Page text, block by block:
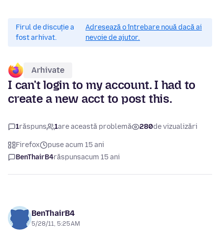
Firul de discuție a
fost arhivat.
Adresează o întrebare nouă dacă ai
nevoie de ajutor.
Arhivate
I can't login to my account. I had to
create a new acct to post this.
1răspuns 1are această problemă 280de vizualizări
Firefox
puse acum 15 ani
BenThairB4răspunsacum 15 ani
BenThairB4
5/28/11, 5:25 AM